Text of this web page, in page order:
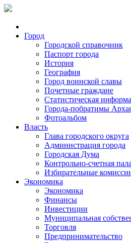
Город
Городской справочник
Паспорт города
История
География
Город воинской славы
Почетные граждане
Статистическая
Города-побратимы
Фотоальбом
Власть
Глава городского округа
Администрация города
Городская Дума
Контрольно-счетная
Избирательные
Экономика
Экономика
Финансы
Инвестиции
Муниципальная
Торговля
Предпринимательство